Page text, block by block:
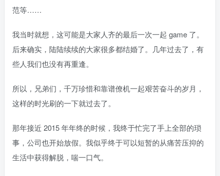
范等……
我当时就想，这可能是大家人齐的最后一次一起 game 了。
后来确实，陆陆续续的大家很多都结婚了。几年过去了，有
些人我们也没有再重逢。
所以，兄弟们，千万珍惜和靠谱僚机一起艰苦奋斗的岁月，
这样的时光刷的一下就过去了。
那年接近 2015 年年终的时候，我终于忙完了手上全部的琐
事，公司也开始放假。我似乎终于可以短暂的从痛苦压抑的
生活中获得解脱，喘一口气。